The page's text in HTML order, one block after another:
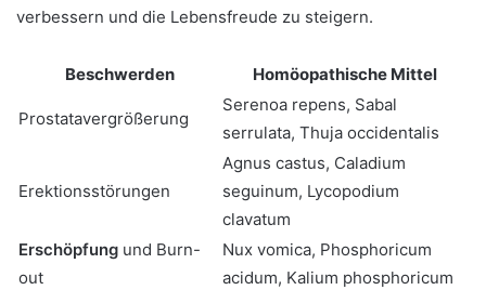
verbessern und die Lebensfreude zu steigern.
Beschwerden Homöopathische Mittel
Prostatavergrößerung
Serenoa repens, Sabal
serrulata, Thuja occidentalis
Erektionsstörungen
Agnus castus, Caladium
seguinum, Lycopodium
clavatum
Erschöpfung und Burn-
out
Nux vomica, Phosphoricum
acidum, Kalium phosphoricum